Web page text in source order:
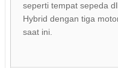
seperti tempat sepeda
Hybrid dengan tiga
saat ini.